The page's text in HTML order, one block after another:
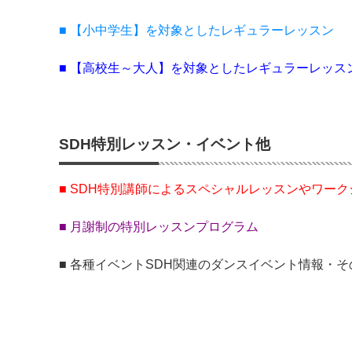
■ 【小中学生】を対象としたレギュラーレッスン
■ 【高校生～大人】を対象としたレギュラーレッス
SDH特別レッスン・イベント他
■ SDH特別講師によるスペシャルレッスンやワーク
■ 月謝制の特別レッスンプログラム
■ 各種イベントSDH関連のダンスイベント情報・